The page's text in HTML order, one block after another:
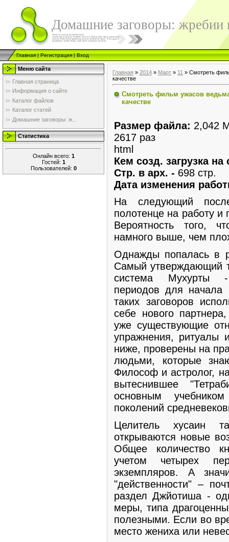
Домашние заговоры: жребии
Главная|Регистрация|Вход
Меню сайта
Главная страница
Информация о сайте
Каталог файлов
Каталог статей
Домашние заговоры: ж...
Статистика
Онлайн всего: 1
Гостей: 1
Пользователей: 0
Главная » 2014 » Март » 11 » Смотреть
качестве
Смотреть фильм ужасов
качестве
Размер файла: 2,042
2617 раз
html
Кем созд. загрузка на
Стр. в арх. - 698 стр.
Дата изменения
На следующий
полотенце на работу и
Вероятность того,
намного выше, чем
Однажды попалась в
Самый утверждающий
система Мухурты -
периодов для начала
таких заговоров
себе нового
уже существующие
упражнения, ритуалы
ниже, проверены на
людьми, которые
Философ и астролог,
вытеснившее
основным
поколений
Целитель хусаин
открываются новые
Общее количество
учетом четырех
экземпляров. А
"действенности" –
раздел Джйотиша -
меры, типа
полезными. Если во
место жениха или